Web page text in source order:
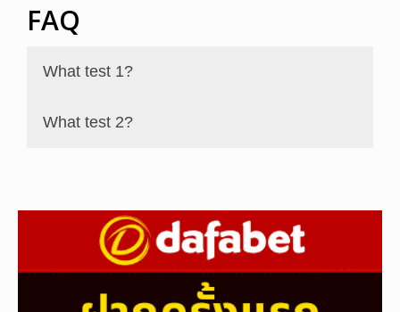
FAQ
What test 1?
What test 2?